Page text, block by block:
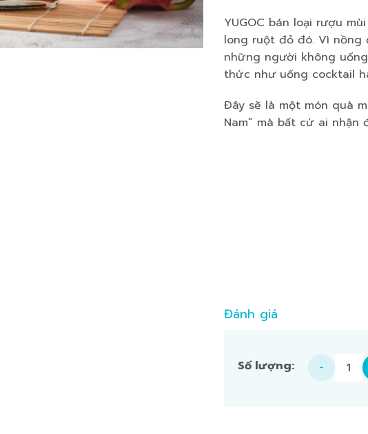
YUGOC bán loại rượu
long ruột đỏ đó. Vì nồng
những người không
thức như uống cocktail
Đây sẽ là một món quà
Nam” mà bất cứ ai nhận
Đánh giá
Rượu thanh long ruột